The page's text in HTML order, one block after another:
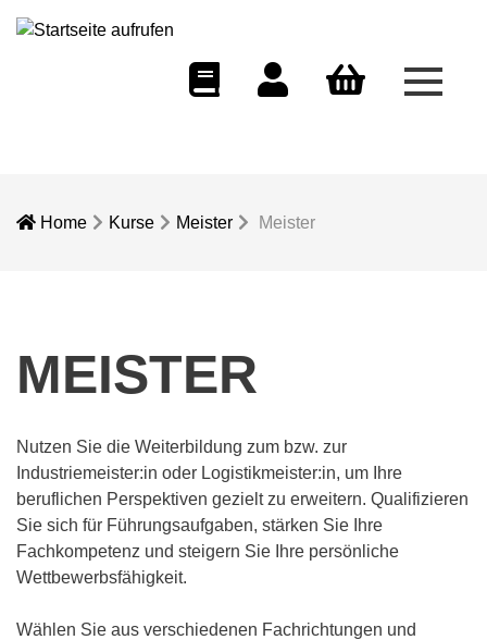
Menü
Home Kurse Meister Meister
MEISTER
Nutzen Sie die Weiterbildung zum bzw. zur
Industriemeister:in oder Logistikmeister:in, um Ihre
beruflichen Perspektiven gezielt zu erweitern. Qualifizieren
Sie sich für Führungsaufgaben, stärken Sie Ihre
Fachkompetenz und steigern Sie Ihre persönliche
Wettbewerbsfähigkeit.
Wählen Sie aus verschiedenen Fachrichtungen und